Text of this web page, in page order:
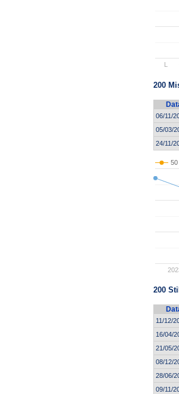
200
06/11/
05/03/
24/11/
50
200
11/12/
16/04/
21/05/
08/12/
28/06/
09/11/